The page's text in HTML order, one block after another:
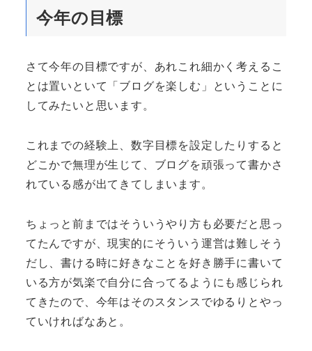
今年の目標
さて今年の目標ですが、あれこれ細かく考えるこ
とは置いといて「ブログを楽しむ」ということに
してみたいと思います。
これまでの経験上、数字目標を設定したりすると
どこかで無理が生じて、ブログを頑張って書かさ
れている感が出てきてしまいます。
ちょっと前まではそういうやり方も必要だと思っ
てたんですが、現実的にそういう運営は難しそう
だし、書ける時に好きなことを好き勝手に書いて
いる方が気楽で自分に合ってるようにも感じられ
てきたので、今年はそのスタンスでゆるりとやっ
ていければなあと。